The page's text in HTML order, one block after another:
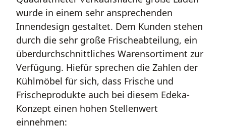
wurde in einem sehr ansprechenden
Innendesign gestaltet. Dem Kunden stehen
durch die sehr große Frischeabteilung, ein
überdurchschnittliches Warensortiment zur
Verfügung. Hiefür sprechen die Zahlen der
Kühlmöbel für sich, dass Frische und
Frischeprodukte auch bei diesem Edeka-
Konzept einen hohen Stellenwert
einnehmen: